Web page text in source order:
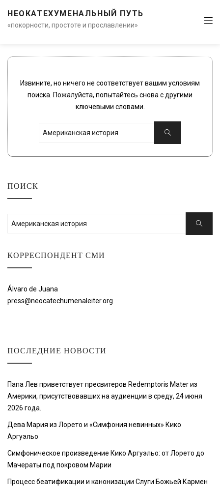
НЕОКАТЕХУМЕНАЛЬНЫЙ ПУТЬ
«покорности, простоте и прославлении»
Извините, но ничего не соответствует вашим условиям
поиска. Пожалуйста, попытайтесь снова с другими
ключевыми словами.
Поиск
ПОИСК
Искать:
Поиск
КОРРЕСПОНДЕНТ СМИ
Álvaro de Juana
press@neocatechumenaleiter.org
ПОСЛЕДНИЕ НОВОСТИ
Папа Лев приветствует пресвитеров Redemptoris Mater из
Америки, присутствовавших на аудиенции в среду, 24 июня
2026 года.
Дева Мария из Лорето и «Симфония невинных» Кико
Аргуэльо
Симфоническое произведение Кико Аргуэльо: от Лорето до
Мачераты под покровом Марии
Процесс беатификации и канонизации Слуги Божьей Кармен